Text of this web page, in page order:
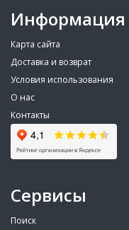
Информация
Карта сайта
Доставка и возврат
Условия использования
О нас
Контакты
Сервисы
Поиск